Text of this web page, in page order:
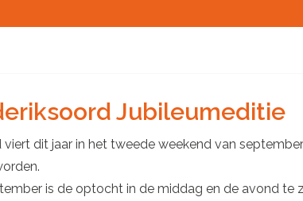
Jubileumeditie
viert dit jaar in het tweede weekend van
is de optocht in de middag en de avond te